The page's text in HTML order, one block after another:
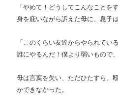
「やめて！どうしてこんなことを
身を庇いながら訴えた母に、息子
「このくらい友達からやられてい
誰にやるんだ！僕より弱いもので
母は言葉を失い、ただひたすら、
かできなかった。